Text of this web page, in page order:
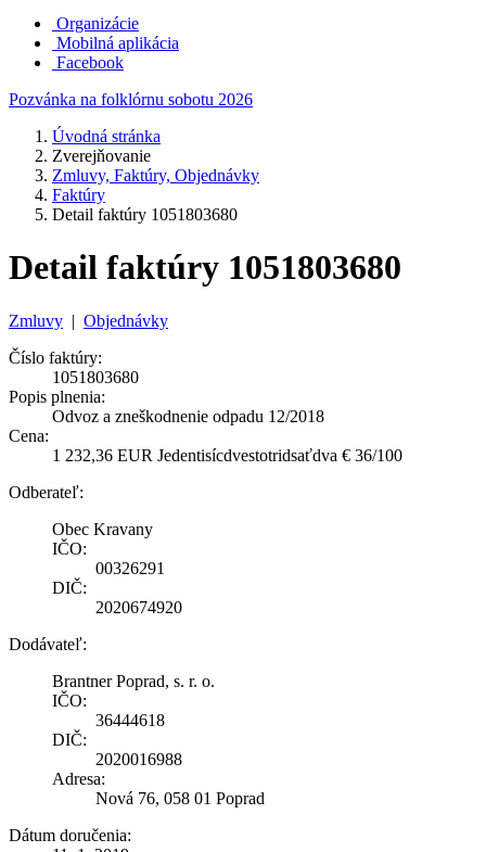
Organizácie
Mobilná aplikácia
Facebook
Pozvánka na folklórnu sobotu 2026
Úvodná stránka
Zverejňovanie
Zmluvy, Faktúry, Objednávky
Faktúry
Detail faktúry 1051803680
Detail faktúry 1051803680
Zmluvy | Objednávky
Číslo faktúry:
1051803680
Popis plnenia:
Odvoz a zneškodnenie odpadu 12/2018
Cena:
1 232,36 EUR Jedentisícdvestotridsaťdva € 36/100
Odberateľ:
Obec Kravany
IČO:
00326291
DIČ:
2020674920
Dodávateľ:
Brantner Poprad, s. r. o.
IČO:
36444618
DIČ:
2020016988
Adresa:
Nová 76, 058 01 Poprad
Dátum doručenia: